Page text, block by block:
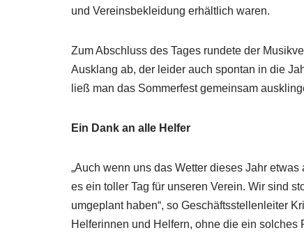
und Vereinsbekleidung erhältlich waren.
Zum Abschluss des Tages rundete der
Ausklang ab, der leider auch spontan in die
ließ man das Sommerfest gemeinsam
Ein Dank an alle Helfer
„Auch wenn uns das Wetter dieses Jahr
es ein toller Tag für unseren Verein. Wir sind
umgeplant haben“, so Geschäftsstellenleiter
Helferinnen und Helfern, ohne die ein solches